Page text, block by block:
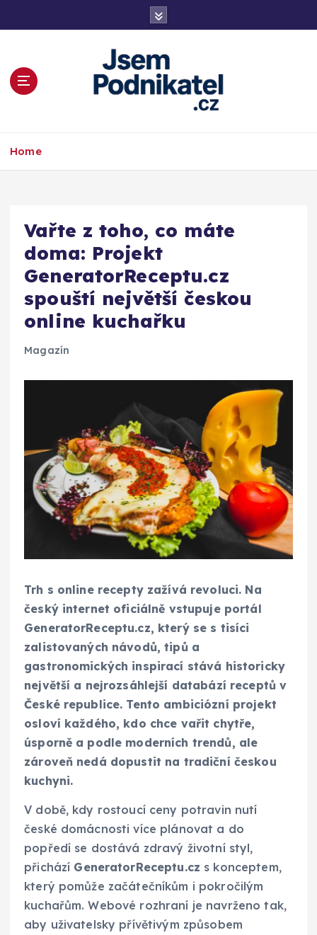
e
Home
Vařte z toho, co máte
doma: Projekt
GeneratorReceptu.cz
spouští největší českou
online kuchařku
Magazín
Trh s online recepty zažívá revoluci. Na
český internet oficiálně vstupuje portál
GeneratorReceptu.cz, který se s tisíci
zalistovaných návodů, tipů a
gastronomických inspirací stává historicky
největší a nejrozsáhlejší databází receptů v
České republice. Tento ambiciózní projekt
osloví každého, kdo chce vařit chytře,
úsporně a podle moderních trendů, ale
zároveň nedá dopustit na tradiční českou
kuchyni.
V době, kdy rostoucí ceny potravin nutí
české domácnosti více plánovat a do
popředí se dostává zdravý životní styl,
přichází GeneratorReceptu.cz s konceptem,
který pomůže začátečníkům i pokročilým
kuchařům. Webové rozhraní je navrženo tak,
aby uživatelsky přívětivým způsobem